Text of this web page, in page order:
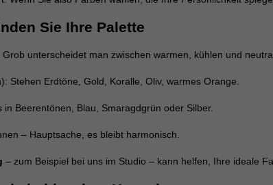
Sie Ihre Palette
. Grob unterscheidet man zwischen warmen, kühlen und
Stehen Erdtöne, Gold, Koralle, Oliv, warmes Orange.
Beerentönen, Blau, Smaragdgrün oder Silber.
– Hauptsache, es bleibt harmonisch.
– zum Beispiel bei uns im Studio – kann helfen, Ihre ideale